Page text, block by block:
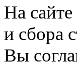
На
и сбора
Вы